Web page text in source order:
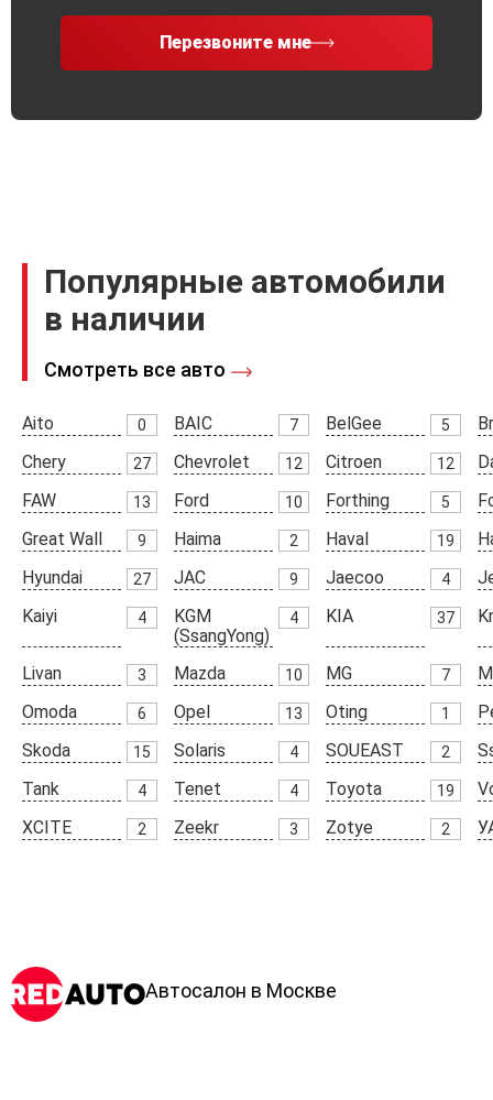
Перезвоните мне
Популярные автомобили
в наличии
Смотреть все авто
Aito 0 BAIC 7 BelGee 5
Chery
27 Chevrolet 12 Citroen 12
FAW
13 Ford 10 Forthing 5
Great Wall
9 Haima 2 Haval 19
Hyundai
27 JAC 9 Jaecoo 4
Kaiyi
4
KGM
(SsangYong)
4 KIA 37
Livan 3 Mazda 10 MG 7
Omoda
6 Opel 13 Oting 1
Skoda
15 Solaris 4 SOUEAST 2
Tank
4 Tenet 4 Toyota 19
XCITE
2 Zeekr 3 Zotye 2
Автосалон в Москве